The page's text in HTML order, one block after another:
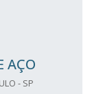
AÇO
- SP